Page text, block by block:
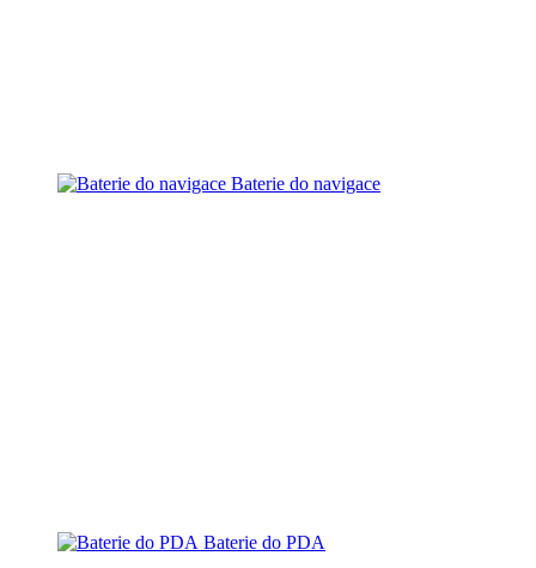
Baterie do navigace
Baterie do PDA